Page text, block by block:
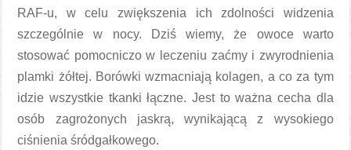
RAF-u, w celu zwiększenia ich zdolności widzenia
szczególnie w nocy. Dziś wiemy, że owoce warto
stosować pomocniczo w leczeniu zaćmy i zwyrodnienia
plamki żółtej. Borówki wzmacniają kolagen, a co za tym
idzie wszystkie tkanki łączne. Jest to ważna cecha dla
osób zagrożonych jaskrą, wynikającą z wysokiego
ciśnienia śródgałkowego.